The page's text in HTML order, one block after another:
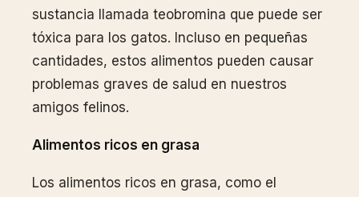
sustancia llamada teobromina que puede ser
tóxica para los gatos. Incluso en pequeñas
cantidades, estos alimentos pueden causar
problemas graves de salud en nuestros
amigos felinos.
Alimentos ricos en grasa
Los alimentos ricos en grasa, como el